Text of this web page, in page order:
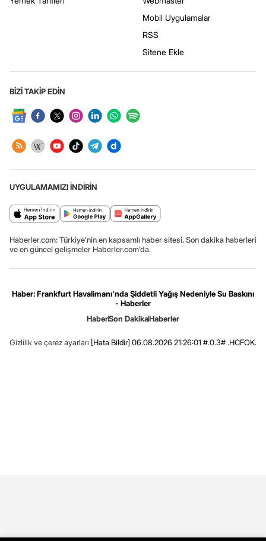
Mobil Uygulamalar
RSS
Sitene Ekle
BİZİ TAKİP EDİN
UYGULAMAMIZI İNDİRİN
Haberler.com: Türkiye’nin en kapsamlı haber sitesi. Son dakika haberleri
ve en güncel gelişmeler Haberler.com’da.
Haber: Frankfurt Havalimanı'nda Şiddetli Yağış Nedeniyle Su Baskını
- Haberler
HaberSon DakikaHaberler
Gizlilik ve çerez ayarları [Hata Bildir] 06.08.2026 21:26:01 #.0.3# .HCFOK.